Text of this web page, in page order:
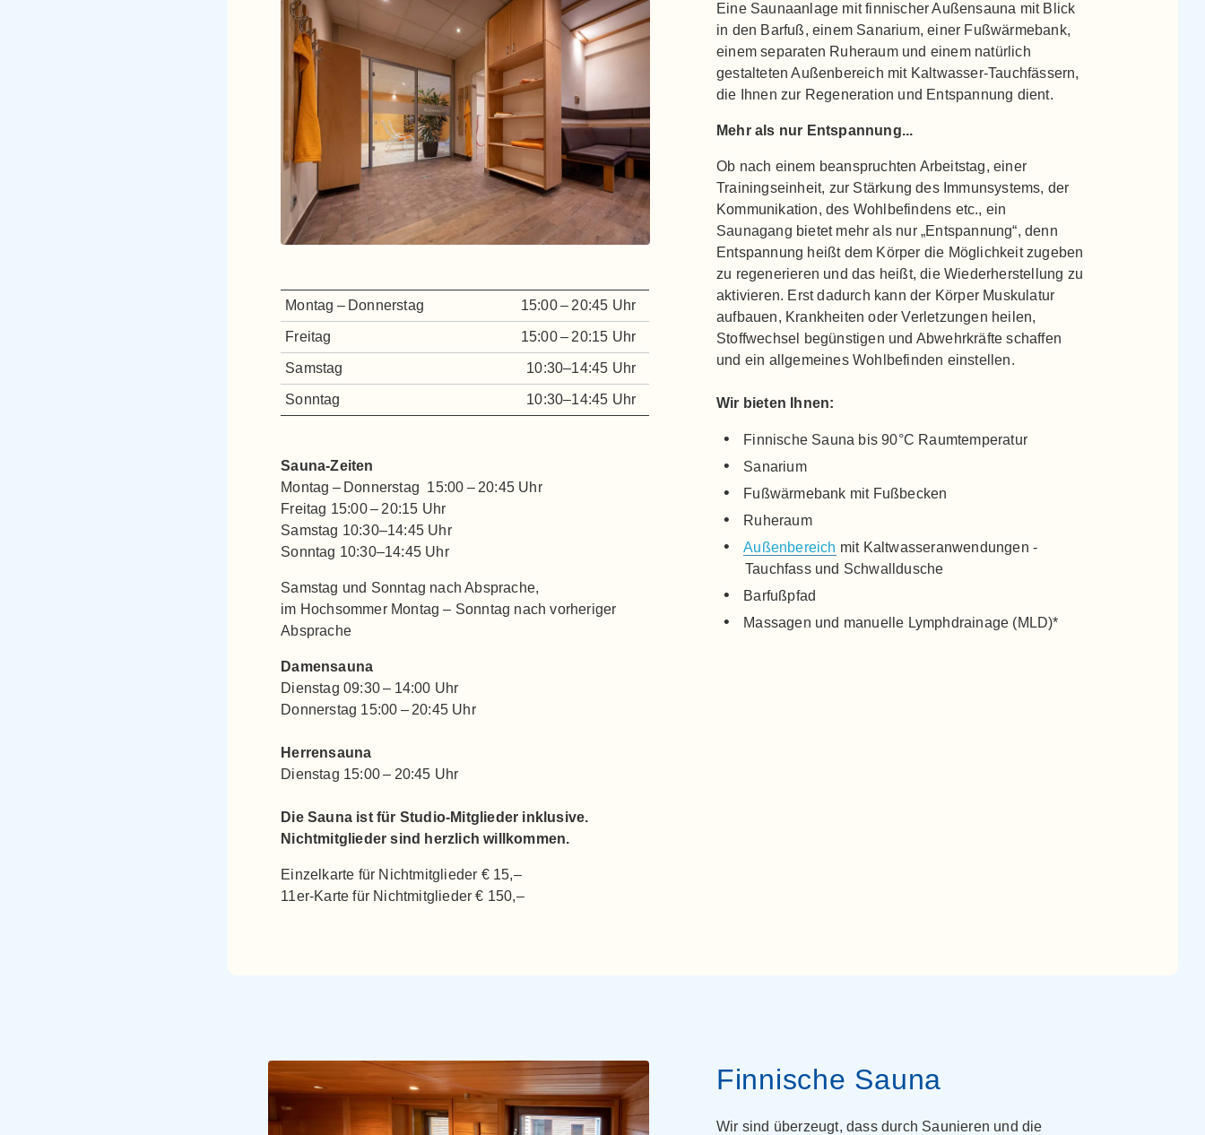
Montag – Donnerstag 15:00 – 20:45 Uhr
Freitag 15:00 – 20:15 Uhr
Samstag 10:30–14:45 Uhr
Sonntag 10:30–14:45 Uhr
Sauna-Zeiten
Montag – Donnerstag 15:00 – 20:45 Uhr
Freitag 15:00 – 20:15 Uhr
Samstag 10:30–14:45 Uhr
Sonntag 10:30–14:45 Uhr
Samstag und Sonntag nach Absprache,
im Hochsommer Montag – Sonntag nach vorheriger
Absprache
Damensauna
Dienstag 09:30 – 14:00 Uhr
Donnerstag 15:00 – 20:45 Uhr
Herrensauna
Dienstag 15:00 – 20:45 Uhr
Die Sauna ist für Studio-Mitglieder inklusive.
Nichtmitglieder sind herzlich willkommen.
Einzelkarte für Nichtmitglieder € 15,–
11er-Karte für Nichtmitglieder € 150,–
Eine Saunaanlage mit finnischer Außensauna mit Blick
in den Barfuß, einem Sanarium, einer Fußwärmebank,
einem separaten Ruheraum und einem natürlich
gestalteten Außenbereich mit Kaltwasser-Tauchfässern,
die Ihnen zur Regeneration und Entspannung dient.
Mehr als nur Entspannung...
Ob nach einem beanspruchten Arbeitstag, einer
Trainingseinheit, zur Stärkung des Immunsystems, der
Kommunikation, des Wohlbefindens etc., ein
Saunagang bietet mehr als nur „Entspannung“, denn
Entspannung heißt dem Körper die Möglichkeit zugeben
zu regenerieren und das heißt, die Wiederherstellung zu
aktivieren. Erst dadurch kann der Körper Muskulatur
aufbauen, Krankheiten oder Verletzungen heilen,
Stoffwechsel begünstigen und Abwehrkräfte schaffen
und ein allgemeines Wohlbefinden einstellen.
Wir bieten Ihnen:
Finnische Sauna bis 90°C Raumtemperatur
Sanarium
Fußwärmebank mit Fußbecken
Ruheraum
Außenbereich mit Kaltwasseranwendungen -
Tauchfass und Schwalldusche
Barfußpfad
Massagen und manuelle Lymphdrainage (MLD)*
Finnische Sauna
Wir sind überzeugt, dass durch Saunieren und die